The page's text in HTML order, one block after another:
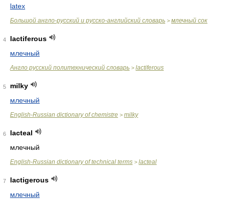
latex
Большой англо-русский и русско-английский словарь > млечный сок
4
lactiferous
млечный
Англо русский политехнический словарь > lactiferous
5
milky
млечный
English-Russian dictionary of chemistre > milky
6
lacteal
млечный
English-Russian dictionary of technical terms > lacteal
7
lactigerous
млечный